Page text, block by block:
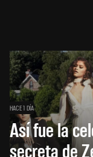
HACE 1 DÍA
Así fue la
secreta de